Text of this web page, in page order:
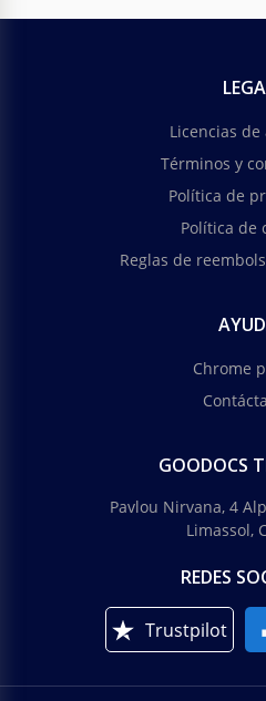
Licencias de
Términos y
Política de
Política de
Reglas de
Chrome
GOODOCS
Pavlou Nirvana, 4
Limassol,
REDES
Trustpilot